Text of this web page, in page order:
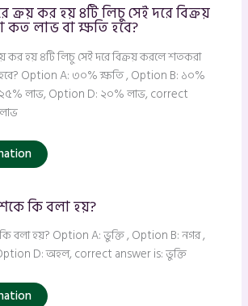
ক্রয় কর হয় ৪টি লিচু সেই দরে বিক্রয়
লাভ বা ক্ষতি হবে?
কর হয় ৪টি লিচু সেই দরে বিক্রয় করলে শতকরা
Option A: ৩০% ক্ষতি , Option B: ১০%
লাভ, Option D: ২০% লাভ, correct
কি বলা হয়?
কি বলা হয়? Option A: ভুক্তি , Option B: নগর ,
D: অহল, correct answer is: ভুক্তি